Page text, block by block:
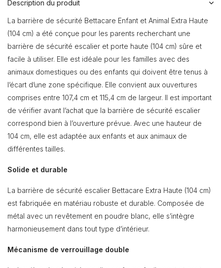
Description du produit
La barrière de sécurité Bettacare Enfant et Animal Extra Haute
(104 cm) a été conçue pour les parents recherchant une
barrière de sécurité escalier et porte haute (104 cm) sûre et
facile à utiliser. Elle est idéale pour les familles avec des
animaux domestiques ou des enfants qui doivent être tenus à
l’écart d’une zone spécifique. Elle convient aux ouvertures
comprises entre 107,4 cm et 115,4 cm de largeur. Il est important
de vérifier avant l’achat que la barrière de sécurité escalier
correspond bien à l’ouverture prévue. Avec une hauteur de
104 cm, elle est adaptée aux enfants et aux animaux de
différentes tailles.
Solide et durable
La barrière de sécurité escalier Bettacare Extra Haute (104 cm)
est fabriquée en matériau robuste et durable. Composée de
métal avec un revêtement en poudre blanc, elle s’intègre
harmonieusement dans tout type d’intérieur.
Mécanisme de verrouillage double